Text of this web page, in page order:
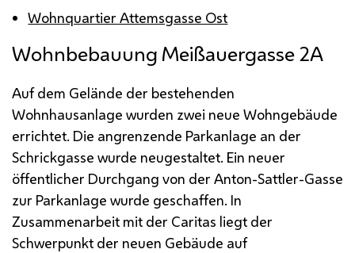
Wohnquartier Attemsgasse Ost
Wohnbebauung Meißauergasse 2A
Auf dem Gelände der bestehenden
Wohnhausanlage wurden zwei neue Wohngebäude
errichtet. Die angrenzende Parkanlage an der
Schrickgasse wurde neugestaltet. Ein neuer
öffentlicher Durchgang von der Anton-Sattler-Gasse
zur Parkanlage wurde geschaffen. In
Zusammenarbeit mit der Caritas liegt der
Schwerpunkt der neuen Gebäude auf